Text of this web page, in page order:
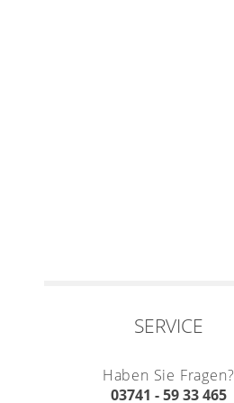
SERVICE
Haben Sie Fragen?
03741 - 59 33 465